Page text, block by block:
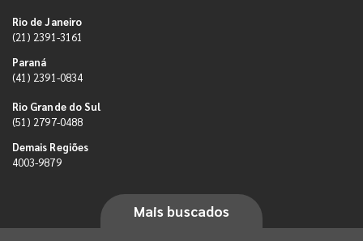
Rio de Janeiro
(21) 2391-3161
Paraná
(41) 2391-0834
Rio Grande do Sul
(51) 2797-0488
Demais Regiões
4003-9879
Mais buscados